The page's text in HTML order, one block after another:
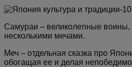
Самураи – великолепные воины,
несколькими мечами.
Меч – отдельная сказка про
обогащая ее и делая